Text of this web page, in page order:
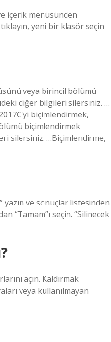
içerik menüsünden
tıklayın, yeni bir klasör seçin
veya birincil bölümü
diğer bilgileri silersiniz. …
biçimlendirmek,
biçimlendirmek
silersiniz. …Biçimlendirme,
yazın ve sonuçlar listesinden
“Tamam”ı seçin. “Silinecek
açın. Kaldırmak
veya kullanılmayan